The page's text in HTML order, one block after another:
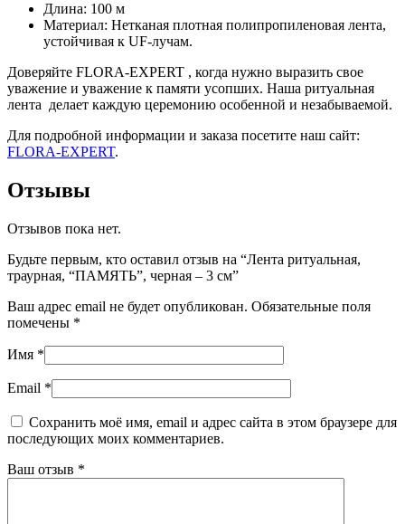
Длина: 100 м
Материал: Нетканая плотная полипропиленовая лента,
устойчивая к UF-лучам.
Доверяйте FLORA-EXPERT , когда нужно выразить свое
уважение и уважение к памяти усопших. Наша ритуальная
лента делает каждую церемонию особенной и незабываемой.
Для подробной информации и заказа посетите наш сайт:
FLORA-EXPERT.
Отзывы
Отзывов пока нет.
Будьте первым, кто оставил отзыв на “Лента ритуальная,
траурная, “ПАМЯТЬ”, черная – 3 см”
Ваш адрес email не будет опубликован. Обязательные поля
помечены *
Имя *
Email *
Сохранить моё имя, email и адрес сайта в этом браузере для
последующих моих комментариев.
Ваш отзыв *